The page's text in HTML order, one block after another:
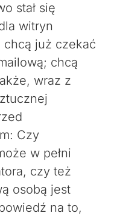
stał się
witryn
już czekać
chcą
wraz z
Czy
w pełni
czy też
osobą jest
na to,